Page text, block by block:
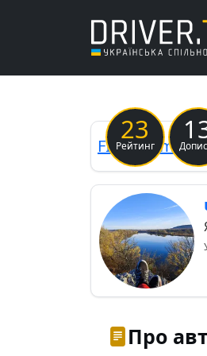
23
Рейтинг
Previous
FIATCroma I
Про